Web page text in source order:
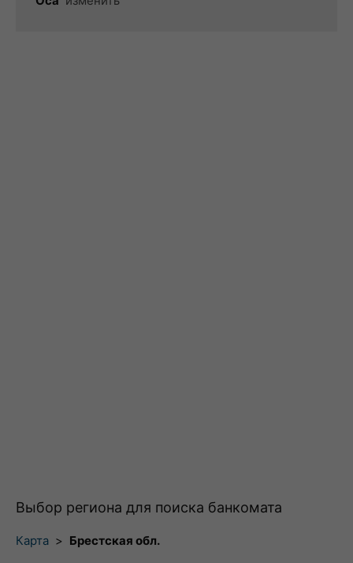
Выбор региона для поиска банкомата
Карта > Брестская обл.